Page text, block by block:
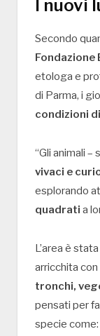
I nuovi
Secondo
Fondazione
etologa e
di Parma, i
condizioni
“Gli animali
vivaci e
esplorando
quadrati a
L’area è stata
arricchita
tronchi,
pensati per
specie come: